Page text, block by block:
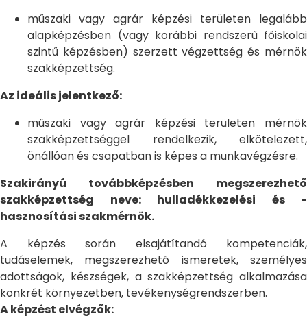
műszaki vagy agrár képzési területen legalább
alapképzésben (vagy korábbi rendszerű főiskolai
szintű képzésben) szerzett végzettség és mérnök
szakképzettség.
Az ideális jelentkező:
műszaki vagy agrár képzési területen mérnök
szakképzettséggel rendelkezik, elkötelezett,
önállóan és csapatban is képes a munkavégzésre.
Szakirányú továbbképzésben megszerezhető
szakképzettség neve: hulladékkezelési és -
hasznosítási szakmérnök.
A képzés során elsajátítandó kompetenciák,
tudáselemek, megszerezhető ismeretek, személyes
adottságok, készségek, a szakképzettség alkalmazása
konkrét környezetben, tevékenységrendszerben.
A képzést elvégzők: